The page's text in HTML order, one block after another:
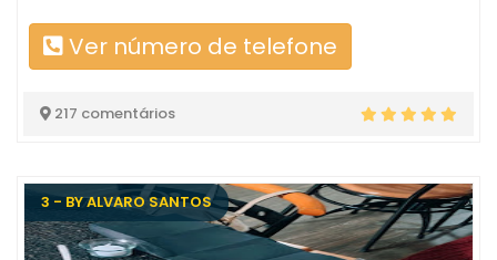
Ver número de telefone
217 comentários
3 - BY ALVARO SANTOS